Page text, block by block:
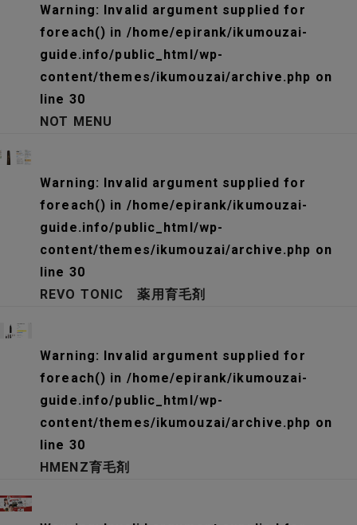
Warning: Invalid argument supplied for
foreach() in /home/epirank/ikumouzai-
guide.info/public_html/wp-
content/themes/ikumouzai/archive.php on
line 30
NOT MENU
Warning: Invalid argument supplied for
foreach() in /home/epirank/ikumouzai-
guide.info/public_html/wp-
content/themes/ikumouzai/archive.php on
line 30
REVO TONIC 薬用育毛剤
Warning: Invalid argument supplied for
foreach() in /home/epirank/ikumouzai-
guide.info/public_html/wp-
content/themes/ikumouzai/archive.php on
line 30
HMENZ育毛剤